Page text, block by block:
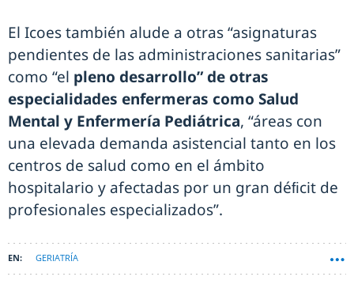
El Icoes también alude a otras “asignaturas
pendientes de las administraciones sanitarias”
como “el pleno desarrollo” de otras
especialidades enfermeras como Salud
Mental y Enfermería Pediátrica, “áreas con
una elevada demanda asistencial tanto en los
centros de salud como en el ámbito
hospitalario y afectadas por un gran déﬁcit de
profesionales especializados”.
GERIATRÍA